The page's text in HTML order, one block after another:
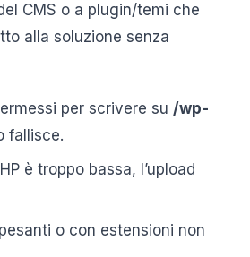
CMS o a plugin/temi che
alla soluzione senza
per scrivere su /wp-
fallisce.
è troppo bassa, l’upload
o con estensioni non